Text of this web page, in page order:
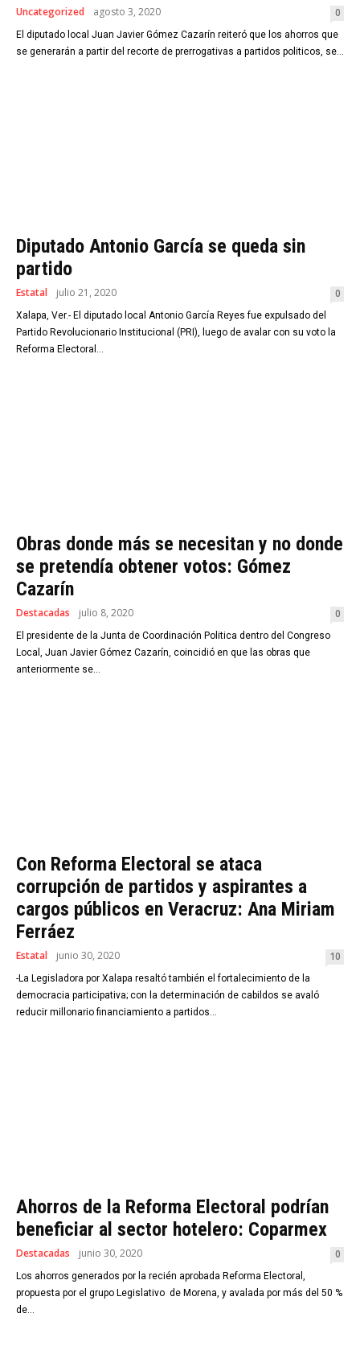
Uncategorized agosto 3, 2020 0
El diputado local Juan Javier Gómez Cazarín reiteró que los ahorros que
se generarán a partir del recorte de prerrogativas a partidos politicos, se...
Diputado Antonio García se queda sin
partido
Estatal julio 21, 2020 0
Xalapa, Ver.- El diputado local Antonio García Reyes fue expulsado del
Partido Revolucionario Institucional (PRI), luego de avalar con su voto la
Reforma Electoral...
Obras donde más se necesitan y no donde
se pretendía obtener votos: Gómez
Cazarín
Destacadas julio 8, 2020 0
El presidente de la Junta de Coordinación Politica dentro del Congreso
Local, Juan Javier Gómez Cazarín, coincidió en que las obras que
anteriormente se...
Con Reforma Electoral se ataca
corrupción de partidos y aspirantes a
cargos públicos en Veracruz: Ana Miriam
Ferráez
Estatal junio 30, 2020 10
-La Legisladora por Xalapa resaltó también el fortalecimiento de la
democracia participativa; con la determinación de cabildos se avaló
reducir millonario financiamiento a partidos...
Ahorros de la Reforma Electoral podrían
beneficiar al sector hotelero: Coparmex
Destacadas junio 30, 2020 0
Los ahorros generados por la recién aprobada Reforma Electoral,
propuesta por el grupo Legislativo de Morena, y avalada por más del 50 %
de...